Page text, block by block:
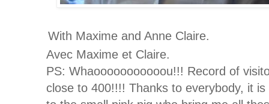
With Maxime and Anne Claire.
Avec Maxime et Claire.
PS: Whaooooooooooou!!! Record of
close to 400!!!! Thanks to everybody, it